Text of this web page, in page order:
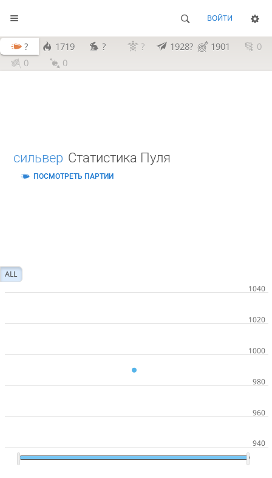
ВОЙТИ
? 1719 ? ? 1928? 1901
0
0
0
сильвер Статистика Пуля
ПОСМОТРЕТЬ ПАРТИИ
ALL